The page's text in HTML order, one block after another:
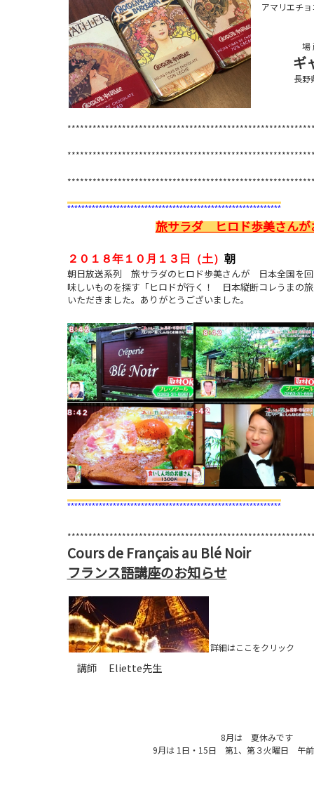
アマリエチ
ギ
長野
*************************************************************
旅サラダ ヒロド歩美さんが
２０１８年１０月１３日（土） 朝
朝日放送系列 旅サラダのヒロド歩美さんが 日本全国を
味しいものを探す 「ヒロドが行く！ 日本縦断コレうまの
いただきました。ありがとうございました。
*************************************************************
Cours de Français au Blé Noir
フランス語講座のお知らせ
詳細はここをクリック
講師 Eliette先生
8月は 夏休みです
9月は 1日・15日 第1、第３火曜日 午